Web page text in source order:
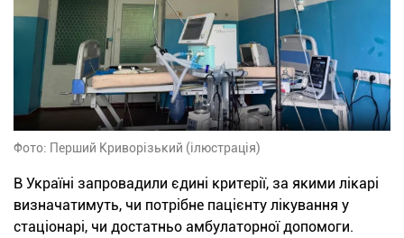
Фото: Перший Криворізький (ілюстрація)
В Україні запровадили єдині критерії, за якими лікарі
визначатимуть, чи потрібне пацієнту лікування у
стаціонарі, чи достатньо амбулаторної допомоги.